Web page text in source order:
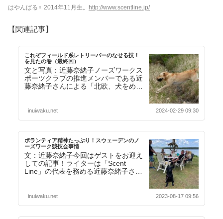
はやんばる♀ 2014年11月生。
http://www.scentline.jp/
【関連記事】
これぞフィールド系レトリーバーのなせる技！
を見たの巻（最終回）
文と写真：近藤奈緒子ノーズワークス
ポーツクラブの推進メンバーである近
藤奈緒子さんによる「北欧、犬をめぐ
inuiwaku.net 2024-02-29 09:30
ボランティア精神たっぷり！スウェーデンのノ
ーズワーク競技会事情
文：近藤奈緒子今回はゲストをお迎え
しての記事！ライターは「Scent
Line」の代表を務める近藤奈緒子さ
inuiwaku.net 2023-08-17 09:56